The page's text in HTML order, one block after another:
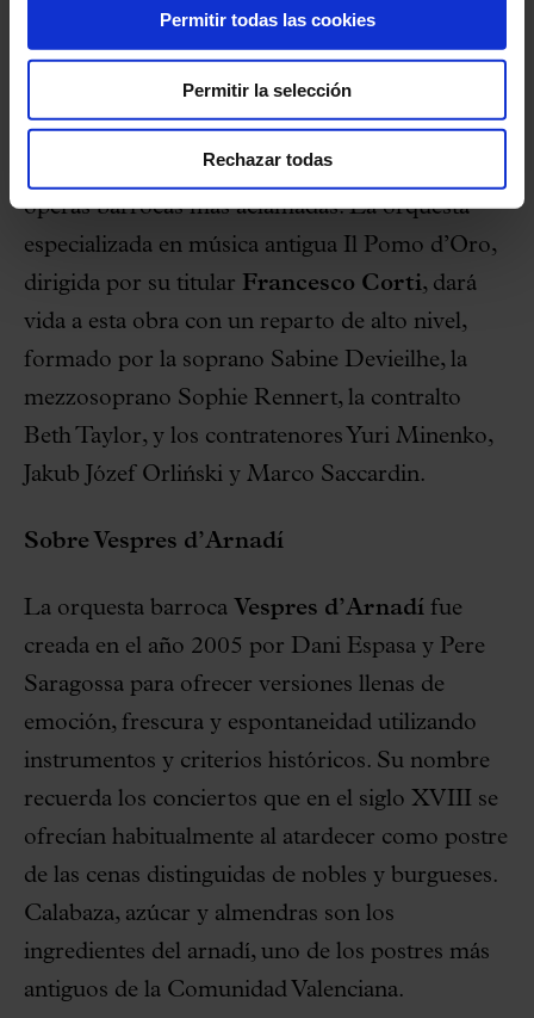
Permitir todas las cookies
Permitir la selección
Rechazar todas
ciudades europeas.
Finalmente, el 15 de febrero de 2026 se cerrará
el ciclo con la versión en concierto deGiulio
de Georg Friedrich Händel, una de las
óperas barrocas más aclamadas. La orquesta
especializada en música antigua Il Pomo d’Oro,
dirigida por su titular Francesco Corti, dará
vida a esta obra con un reparto de alto nivel,
formado por la soprano Sabine Devieilhe, la
mezzosoprano Sophie Rennert, la contralto
Beth Taylor, y los contratenores Yuri Minenko,
Jakub Józef Orliński y Marco Saccardin.
Sobre Vespres d’Arnadí
La orquesta barroca Vespres d’Arnadí fue
creada en el año 2005 por Dani Espasa y Pere
Saragossa para ofrecer versiones llenas de
emoción, frescura y espontaneidad utilizando
instrumentos y criterios históricos. Su nombre
recuerda los conciertos que en el siglo XVIII se
ofrecían habitualmente al atardecer como postre
de las cenas distinguidas de nobles y burgueses.
Calabaza, azúcar y almendras son los
ingredientes del arnadí, uno de los postres más
antiguos de la Comunidad Valenciana.